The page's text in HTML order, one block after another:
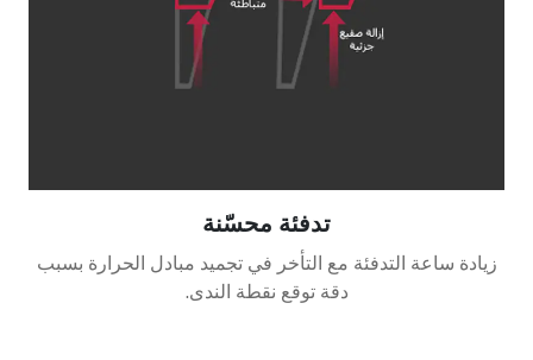
تدفئة محسّنة
زيادة ساعة التدفئة مع التأخر في تجميد مبادل الحرارة بسبب
دقة توقع نقطة الندى.